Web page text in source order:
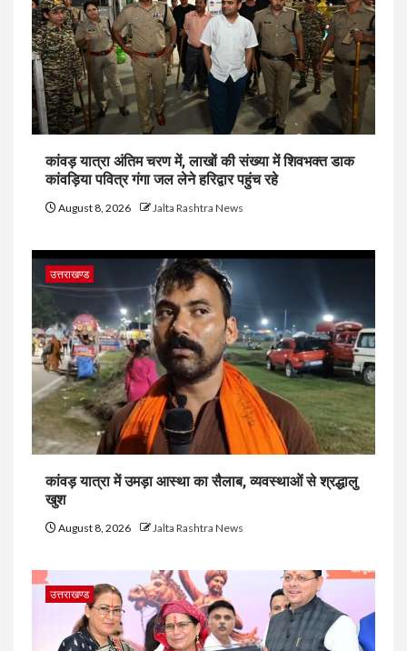
कांवड़ यात्रा अंतिम चरण में, लाखों की संख्या में शिवभक्त डाक
कांवड़िया पवित्र गंगा जल लेने हरिद्वार पहुंच रहे
August 8, 2026 Jalta Rashtra News
उत्तराखण्ड
कांवड़ यात्रा में उमड़ा आस्था का सैलाब, व्यवस्थाओं से श्रद्धालु
खुश
August 8, 2026 Jalta Rashtra News
उत्तराखण्ड